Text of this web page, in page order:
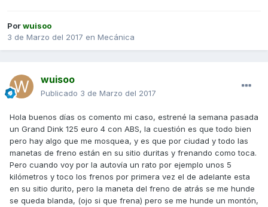
Porwuisoo
3 de Marzo del 2017 en Mecánica
wuisoo
Publicado 3 de Marzo del 2017
Hola buenos días os comento mi caso, estrené la semana pasada
un Grand Dink 125 euro 4 con ABS, la cuestión es que todo bien
pero hay algo que me mosquea, y es que por ciudad y todo las
manetas de freno están en su sitio duritas y frenando como toca.
Pero cuando voy por la autovía un rato por ejemplo unos 5
kilómetros y toco los frenos por primera vez el de adelante esta
en su sitio durito, pero la maneta del freno de atrás se me hunde
se queda blanda, (ojo si que frena) pero se me hunde un montón,